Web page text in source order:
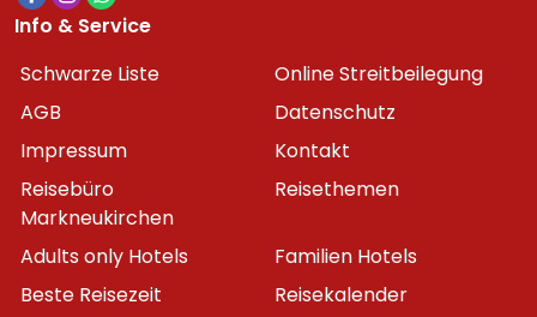
Info & Service
Schwarze Liste
Online Streitbeilegung
AGB
Datenschutz
Impressum
Kontakt
Reisebüro
Markneukirchen
Reisethemen
Adults only Hotels
Familien Hotels
Beste Reisezeit
Reisekalender